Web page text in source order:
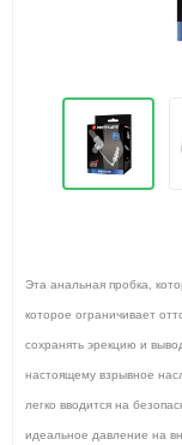
Эта анальная пробка,
которое ограничивает
сохранять эрекцию и
настоящему взрывное
легко вводится на
идеальное давление на